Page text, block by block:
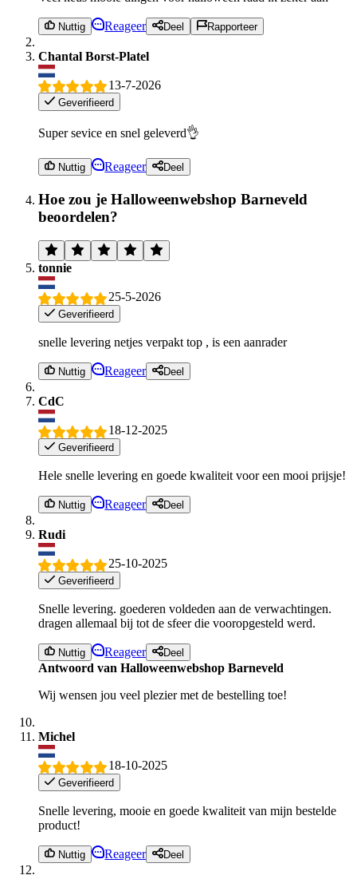
Nuttig Reageer Deel Rapporteer
Chantal Borst-Platel
13-7-2026
Geverifieerd
Super sevice en snel geleverd👌
Nuttig Reageer Deel
Hoe zou je Halloweenwebshop Barneveld
beoordelen?
tonnie
25-5-2026
Geverifieerd
snelle levering netjes verpakt top , is een aanrader
Nuttig Reageer Deel
CdC
18-12-2025
Geverifieerd
Hele snelle levering en goede kwaliteit voor een mooi prijsje!
Nuttig Reageer Deel
Rudi
25-10-2025
Geverifieerd
Snelle levering. goederen voldeden aan de verwachtingen.
dragen allemaal bij tot de sfeer die vooropgesteld werd.
Nuttig Reageer Deel
Antwoord van Halloweenwebshop Barneveld
Wij wensen jou veel plezier met de bestelling toe!
Michel
18-10-2025
Geverifieerd
Snelle levering, mooie en goede kwaliteit van mijn bestelde
product!
Nuttig Reageer Deel